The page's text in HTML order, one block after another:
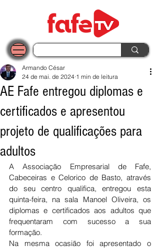
AE Fafe entregou diplomas e
certificados e apresentou
projeto de qualificações para
adultos
Armando César
24 de mai. de 2024 1 min de leitura
A Associação Empresarial de Fafe,
Cabeceiras e Celorico de Basto, através
do seu centro qualifica, entregou esta
quinta-feira, na sala Manoel Oliveira, os
diplomas e certificados aos adultos que
frequentaram com sucesso a sua
formação.
Na mesma ocasião foi apresentado o